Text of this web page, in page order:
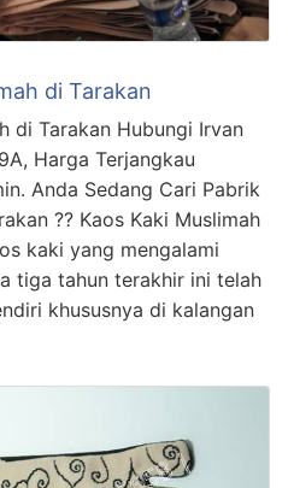
di Tarakan
di Tarakan Hubungi Irvan
Harga Terjangkau
Anda Sedang Cari Pabrik
?? Kaos Kaki Muslimah
kaki yang mengalami
tiga tahun terakhir ini telah
khususnya di kalangan